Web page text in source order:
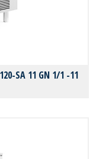
SA 11 GN 1/1 -11